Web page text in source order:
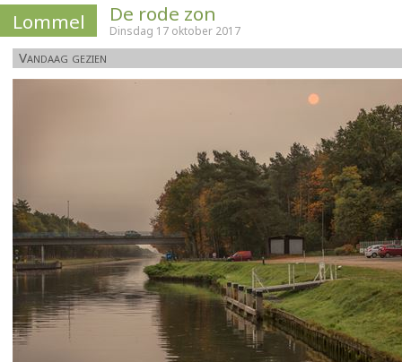
Lommel De rode zon
Dinsdag 17 oktober 2017
Vandaag gezien